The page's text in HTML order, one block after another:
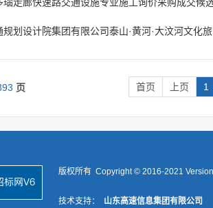
计院集团有限公司泰山·黄河·大汶河文化旅游生态风景道项目前期全过程咨询
页 首页 上页 1
版权所有 Copyright © 2016-2021
技术支持： 山东高速信息集团有限公司